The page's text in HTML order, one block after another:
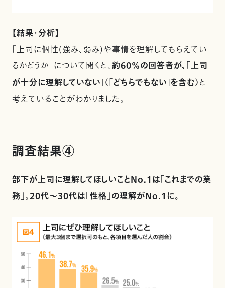
【結果・分析】
「上司に個性(強み、弱み)や事情を理解してもらえてい
るかどうか」について聞くと、約60%の回答者が、「上司
が十分に理解していない」（「どちらでもない」を含む）と
考えていることがわかりました。
調査結果④
部下が上司に理解してほしいことNo.1は「これまでの業
務」。20代～30代は「性格」の理解がNo.1に。